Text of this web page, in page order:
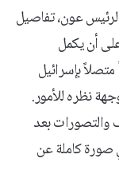
عون، تفاصيل
أن يكمل
بإسرائيل
نظره للأمور.
والتصورات بعد
صورة كاملة عن